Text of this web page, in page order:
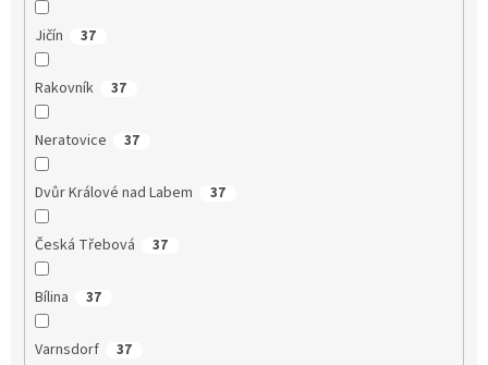
Jičín 37
Rakovník 37
Neratovice 37
Dvůr Králové nad Labem 37
Česká Třebová 37
Bílina 37
Varnsdorf 37